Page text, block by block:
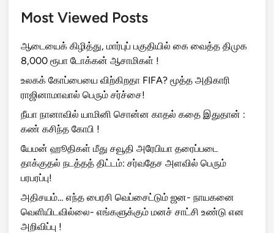
Most Viewed Posts
ஆடையைக் கிழித்து, மார்புப் பகுதியில் கை வைத்த திமுக
8,000 ரூபா டோக்கன் ஆசாமிகள் !
உலகக் கோப்பையை விற்கிறதா FIFA? மூத்த அதிகாரி
ராஜினாமாவால் பெரும் சர்ச்சை!
நீயா நானாவில் யாமினி சொன்ன காதல் கதை இதுதான் :
கண் கசிந்த கோபி !
யேமன் ஹூதிகள் மீது சவூதி அரேபியா தரைப்படை
தாக்குதல் நடத்தத் திட்டம்: சர்வதேச அளவில் பெரும்
பரபரப்பு!
அதிசயம்… எந்த பைரசி வெப்சைட்டும் ஜன- நாயகனை
வெளியிடவில்லை- எங்களுக்கும் மனச் சாட்சி உண்டு என
அறிவிப்பு !